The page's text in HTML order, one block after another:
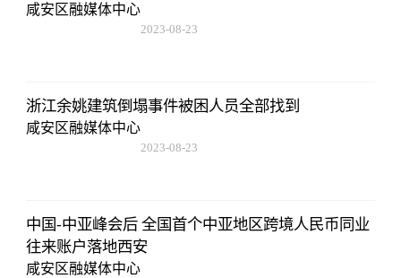
咸安区融媒体中心
2023-08-23
浙江余姚建筑倒塌事件被困人员全部找到
咸安区融媒体中心
2023-08-23
中国-中亚峰会后 全国首个中亚地区跨境人民币同业
往来账户落地西安
咸安区融媒体中心